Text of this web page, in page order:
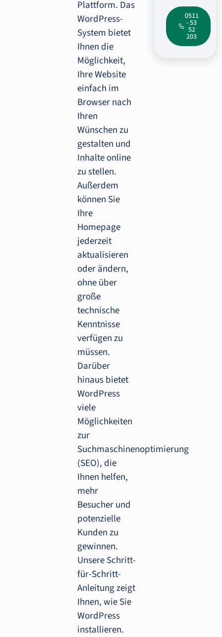
Plattform. Das
WordPress-
System bietet
Ihnen die
Möglichkeit,
Ihre Website
einfach im
Browser nach
Ihren
Wünschen zu
gestalten und
Inhalte online
zu stellen.
Außerdem
können Sie
Ihre
Homepage
jederzeit
aktualisieren
oder ändern,
ohne über
große
technische
Kenntnisse
verfügen zu
müssen.
Darüber
hinaus bietet
WordPress
viele
Möglichkeiten
zur
Suchmaschinenoptimierung
(SEO), die
Ihnen helfen,
mehr
Besucher und
potenzielle
Kunden zu
gewinnen.
Unsere Schritt-
für-Schritt-
Anleitung zeigt
Ihnen, wie Sie
WordPress
installieren.
0511
- 53
52
203